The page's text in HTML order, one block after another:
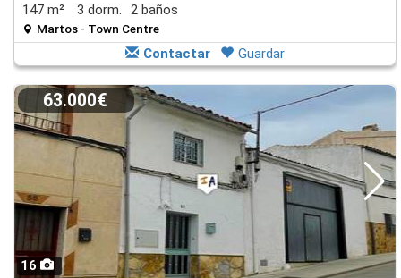
147 m²
3 dorm. 2 baños
Martos - Town Centre
Contactar Guardar
16
63.000€